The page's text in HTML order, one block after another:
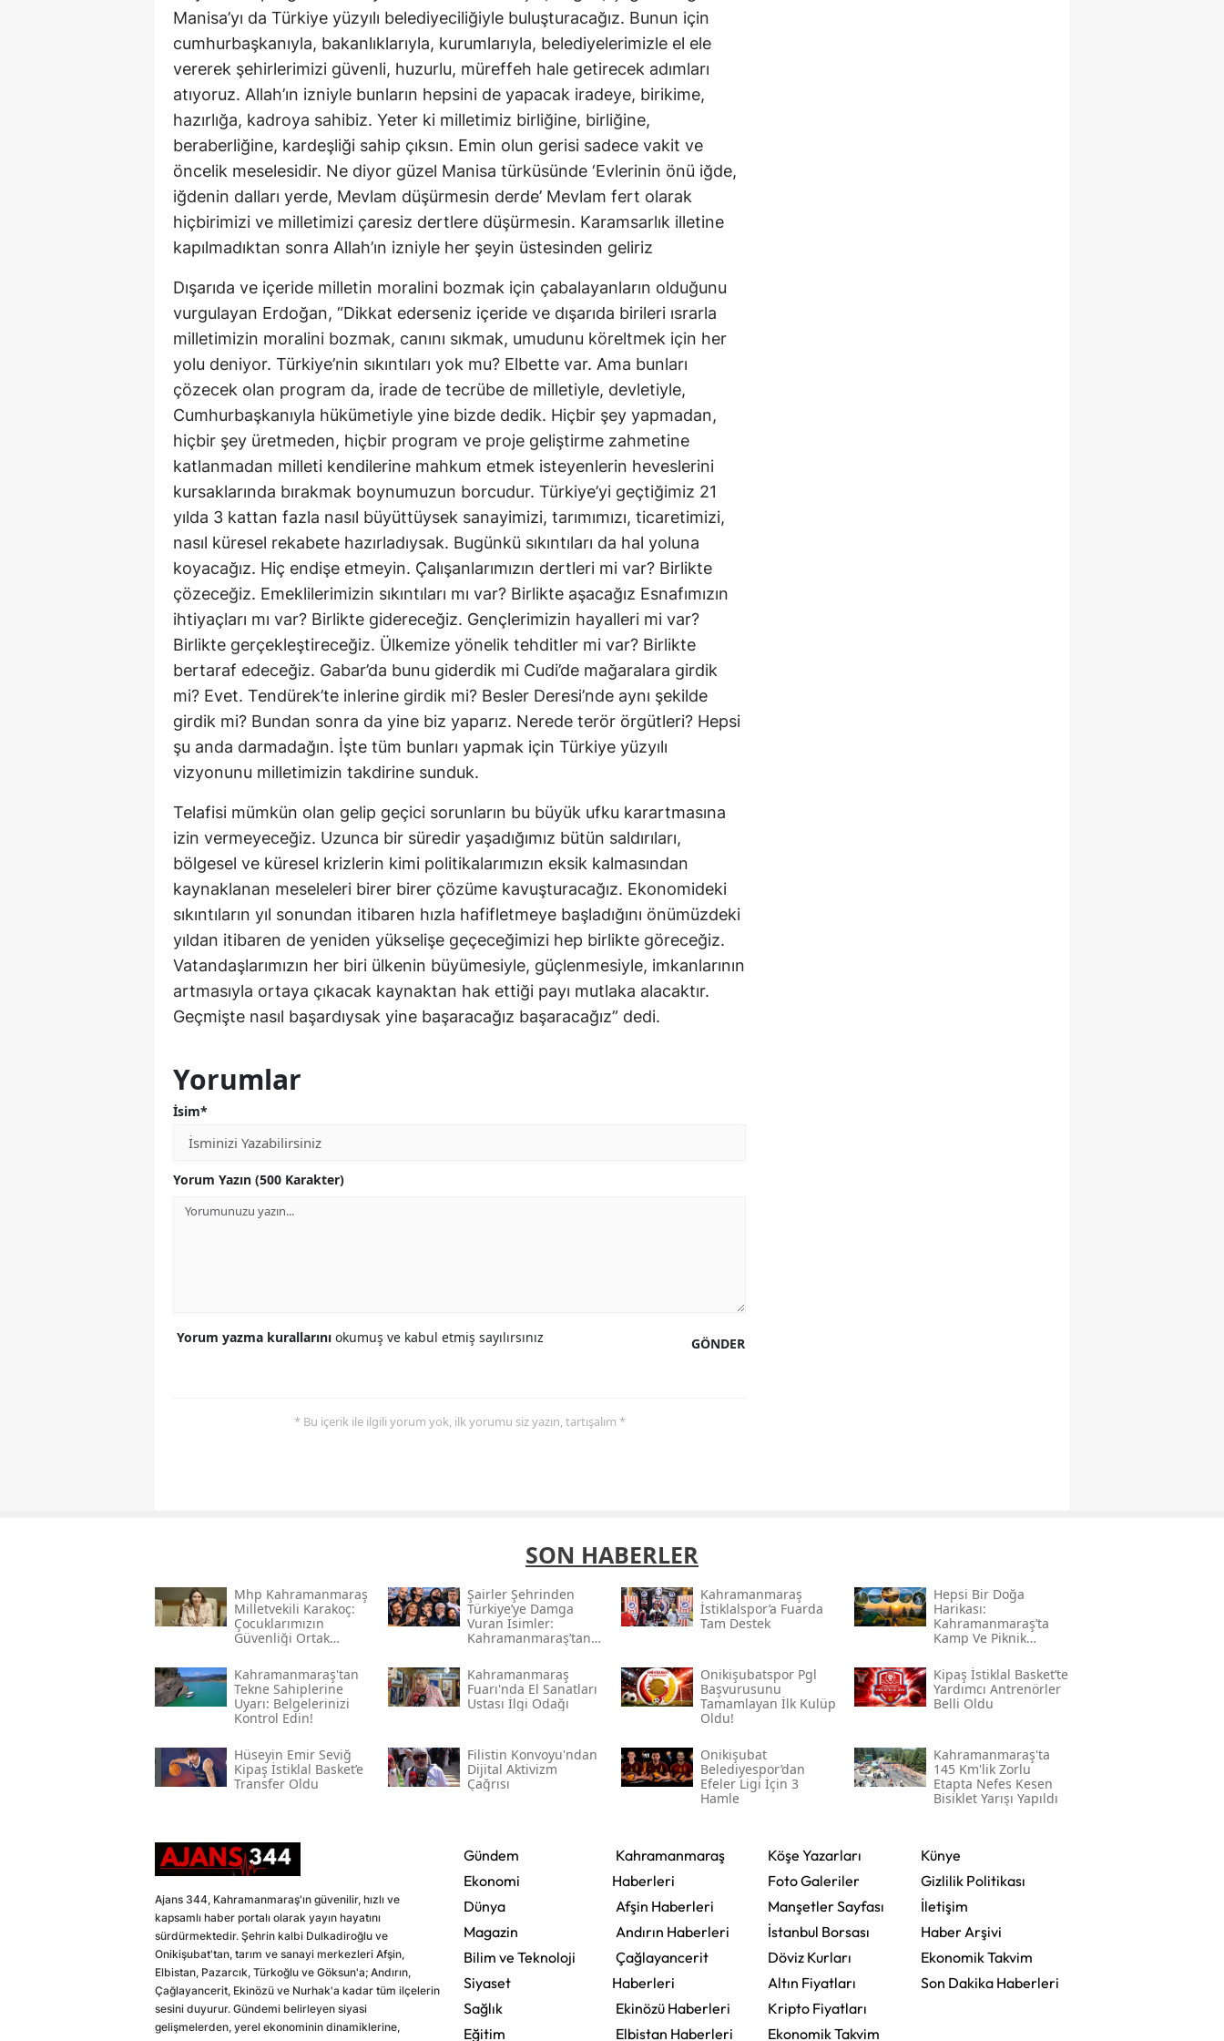
Manisa’yı da Türkiye yüzyılı belediyeciliğiyle buluşturacağız. Bunun için
cumhurbaşkanıyla, bakanlıklarıyla, kurumlarıyla, belediyelerimizle el ele
vererek şehirlerimizi güvenli, huzurlu, müreffeh hale getirecek adımları
atıyoruz. Allah’ın izniyle bunların hepsini de yapacak iradeye, birikime,
hazırlığa, kadroya sahibiz. Yeter ki milletimiz birliğine, birliğine,
beraberliğine, kardeşliği sahip çıksın. Emin olun gerisi sadece vakit ve
öncelik meselesidir. Ne diyor güzel Manisa türküsünde ‘Evlerinin önü iğde,
iğdenin dalları yerde, Mevlam düşürmesin derde’ Mevlam fert olarak
hiçbirimizi ve milletimizi çaresiz dertlere düşürmesin. Karamsarlık illetine
kapılmadıktan sonra Allah’ın izniyle her şeyin üstesinden geliriz
Dışarıda ve içeride milletin moralini bozmak için çabalayanların olduğunu
vurgulayan Erdoğan, “Dikkat ederseniz içeride ve dışarıda birileri ısrarla
milletimizin moralini bozmak, canını sıkmak, umudunu köreltmek için her
yolu deniyor. Türkiye’nin sıkıntıları yok mu? Elbette var. Ama bunları
çözecek olan program da, irade de tecrübe de milletiyle, devletiyle,
Cumhurbaşkanıyla hükümetiyle yine bizde dedik. Hiçbir şey yapmadan,
hiçbir şey üretmeden, hiçbir program ve proje geliştirme zahmetine
katlanmadan milleti kendilerine mahkum etmek isteyenlerin heveslerini
kursaklarında bırakmak boynumuzun borcudur. Türkiye’yi geçtiğimiz 21
yılda 3 kattan fazla nasıl büyüttüysek sanayimizi, tarımımızı, ticaretimizi,
nasıl küresel rekabete hazırladıysak. Bugünkü sıkıntıları da hal yoluna
koyacağız. Hiç endişe etmeyin. Çalışanlarımızın dertleri mi var? Birlikte
çözeceğiz. Emeklilerimizin sıkıntıları mı var? Birlikte aşacağız Esnafımızın
ihtiyaçları mı var? Birlikte gidereceğiz. Gençlerimizin hayalleri mi var?
Birlikte gerçekleştireceğiz. Ülkemize yönelik tehditler mi var? Birlikte
bertaraf edeceğiz. Gabar’da bunu giderdik mi Cudi’de mağaralara girdik
mi? Evet. Tendürek’te inlerine girdik mi? Besler Deresi’nde aynı şekilde
girdik mi? Bundan sonra da yine biz yaparız. Nerede terör örgütleri? Hepsi
şu anda darmadağın. İşte tüm bunları yapmak için Türkiye yüzyılı
vizyonunu milletimizin takdirine sunduk.
Telafisi mümkün olan gelip geçici sorunların bu büyük ufku karartmasına
izin vermeyeceğiz. Uzunca bir süredir yaşadığımız bütün saldırıları,
bölgesel ve küresel krizlerin kimi politikalarımızın eksik kalmasından
kaynaklanan meseleleri birer birer çözüme kavuşturacağız. Ekonomideki
sıkıntıların yıl sonundan itibaren hızla hafifletmeye başladığını önümüzdeki
yıldan itibaren de yeniden yükselişe geçeceğimizi hep birlikte göreceğiz.
Vatandaşlarımızın her biri ülkenin büyümesiyle, güçlenmesiyle, imkanlarının
artmasıyla ortaya çıkacak kaynaktan hak ettiği payı mutlaka alacaktır.
Geçmişte nasıl başardıysak yine başaracağız başaracağız” dedi.
Yorumlar
İsim*
Yorum Yazın (500 Karakter)
GÖNDER
Yorum yazma kurallarını okumuş ve kabul etmiş sayılırsınız
* Bu içerik ile ilgili yorum yok, ilk yorumu siz yazın, tartışalım *
SON HABERLER
Mhp Kahramanmaraş
Milletvekili Karakoç:
Çocuklarımızın
Güvenliği Ortak
Şairler Şehrinden
Türkiye’ye Damga
Vuran İsimler:
Kahramanmaraş’tan
Kahramanmaraş
İstiklalspor’a Fuarda
Tam Destek
Hepsi Bir Doğa
Harikası:
Kahramanmaraş’ta
Kamp Ve Piknik
Güzel Alanlar
Kahramanmaraş'tan
Tekne Sahiplerine
Uyarı: Belgelerinizi
Kontrol Edin!
Kahramanmaraş
Fuarı'nda El Sanatları
Ustası İlgi Odağı
Onikişubatspor Pgl
Başvurusunu
Tamamlayan İlk Kulüp
Oldu!
Kipaş İstiklal Basket’te
Yardımcı Antrenörler
Belli Oldu
Hüseyin Emir Seviğ
Kipaş İstiklal Basket’e
Transfer Oldu
Filistin Konvoyu'ndan
Dijital Aktivizm
Çağrısı
Onikişubat
Belediyespor’dan
Efeler Ligi İçin 3
Hamle
Kahramanmaraş'ta
145 Km'lik Zorlu
Etapta Nefes Kesen
Bisiklet Yarışı Yapıldı
Ajans 344, Kahramanmaraş'ın güvenilir, hızlı ve
kapsamlı haber portalı olarak yayın hayatını
sürdürmektedir. Şehrin kalbi Dulkadiroğlu ve
Onikişubat'tan, tarım ve sanayi merkezleri Afşin,
Elbistan, Pazarcık, Türkoğlu ve Göksun'a; Andırın,
Çağlayancerit, Ekinözü ve Nurhak'a kadar tüm ilçelerin
sesini duyurur. Gündemi belirleyen siyasi
gelişmelerden, yerel ekonominin dinamiklerine,
Gündem
Ekonomi
Dünya
Magazin
Bilim ve Teknoloji
Siyaset
Sağlık
Eğitim
Kahramanmaraş
Haberleri
Afşin Haberleri
Andırın Haberleri
Çağlayancerit
Haberleri
Ekinözü Haberleri
Elbistan Haberleri
Köşe Yazarları
Foto Galeriler
Manşetler Sayfası
İstanbul Borsası
Döviz Kurları
Altın Fiyatları
Kripto Fiyatları
Ekonomik Takvim
Künye
Gizlilik Politikası
İletişim
Haber Arşivi
Ekonomik Takvim
Son Dakika Haberleri